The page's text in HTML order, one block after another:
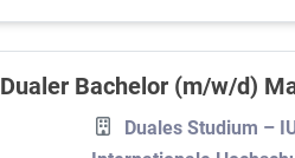
Dualer Bachelor (m/w/d)
Duales Studium –